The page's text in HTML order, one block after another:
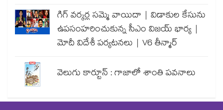
గిగ్ వర్కర్ల సమ్మె వాయిదా | విడాకుల కేసును
ఉపసంహరించుకున్న సీఎం విజయ్ భార్య |
మోదీ విదేశీ పర్యటనలు | V6 తీన్మార్
వెలుగు కార్టూన్ : గాజాలో శాంతి పవనాలు